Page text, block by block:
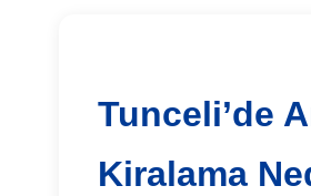
Tunceli’de
Kiralama